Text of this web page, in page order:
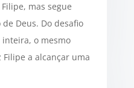
mas segue
Deus. Do desafio
o mesmo
a alcançar uma